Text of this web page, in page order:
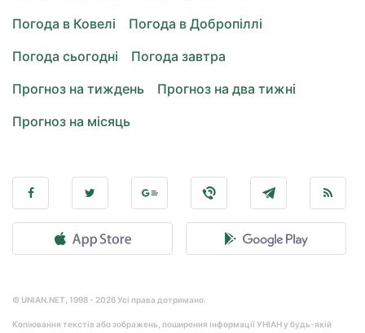
Погода в Ковелі
Погода в Добропіллі
Погода сьогодні
Погода завтра
Прогноз на тиждень
Прогноз на два тижні
Прогноз на місяць
© UNIAN.NET, 1998 - 2026 Усі права дотримано.
Копіювання текстів або зображень, поширення інформації УНІАН у будь-якій